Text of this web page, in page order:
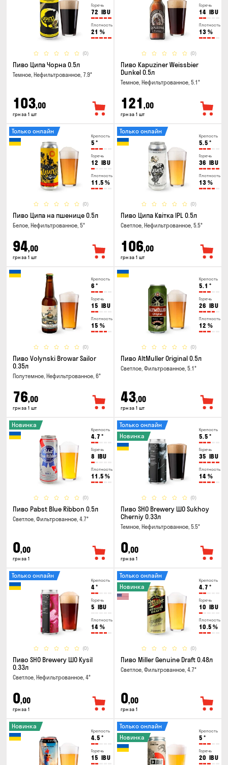
Горечь
72 IBU
Плотность
21 %
(0)
Пиво Ципа Чорна 0.5л
Темное, Нефильтрованное, 7.9°
103,00
грн за 1 шт
Горечь
14 IBU
Плотность
13 %
(0)
Пиво Kapuziner Weissbier
Dunkel 0.5л
Темное, Нефильтрованное, 5.1°
121 ,00
грн за 1 шт
Крепость
5 °
Горечь
12 IBU
Плотность
11.5 %
(0)
Только онлайн
Пиво Ципа на пшенице 0.5л
Белое, Нефильтрованное, 5°
94,00
грн за 1 шт
Крепость
5.5 °
Горечь
36 IBU
Плотность
13 %
(0)
Только онлайн
Пиво Ципа Квітка IPL 0.5л
Светлое, Нефильтрованное, 5.5°
106,00
грн за 1 шт
Крепость
6 °
Горечь
15 IBU
Плотность
15 %
(0)
Пиво Volynski Browar Sailor
0.35л
Полутемное, Нефильтрованное, 6°
76,00
грн за 1 шт
Крепость
5.1 °
Горечь
26 IBU
Плотность
12 %
(0)
Пиво AltMuller Original 0.5л
Светлое, Фильтрованное, 5.1°
43,00
грн за 1 шт
Крепость
4.7 °
Горечь
8 IBU
Плотность
11.5 %
(0)
Новинка
Пиво Pabst Blue Ribbon 0.5л
Светлое, Фильтрованное, 4.7°
0,00
грн за 1
Крепость
5.5 °
Горечь
35 IBU
Плотность
14 %
(0)
Только онлайн
Новинка
Пиво SHO Brewery ШО Sukhoy
Cherniy 0.33л
Темное, Нефильтрованное, 5.5°
0,00
грн за 1
Крепость
4°
Горечь
5 IBU
Плотность
14 %
(0)
Только онлайн
Пиво SHO Brewery ШО Kysil
0.33л
Светлое, Нефильтрованное, 4°
0,00
грн за 1
Крепость
4.7 °
Горечь
10 IBU
Плотность
10.5 %
(0)
Только онлайн
Новинка
Пиво Miller Genuine Draft 0.48л
Светлое, Фильтрованное, 4.7°
0,00
грн за 1
Крепость
4.5 °
Горечь
15 IBU
Новинка
Крепость
5 °
Горечь
20 IBU
Только онлайн
Новинка